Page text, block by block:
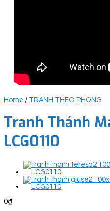
Home / TRANH THEO PHÒNG
Tranh Thánh
LCG0110
0₫